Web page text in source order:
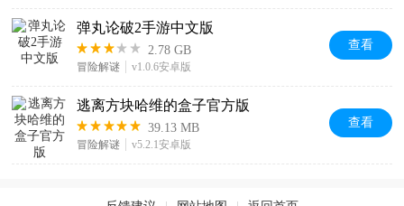
弹丸论破2手游中文版
2.78 GB
冒险解谜 v1.0.6安卓版
查看
逃离方块哈维的盒子官方版
39.13 MB
冒险解谜 v5.2.1安卓版
查看